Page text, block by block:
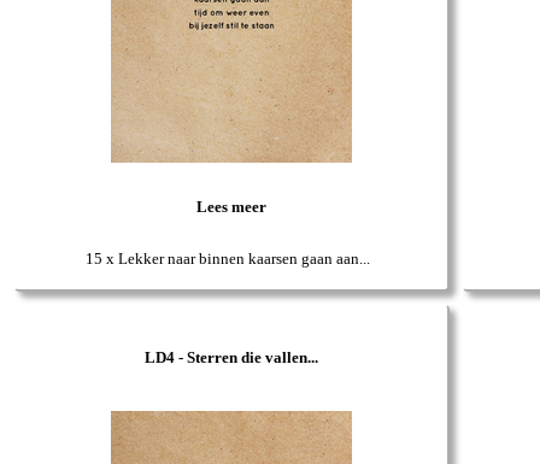
Lees meer
15 x Lekker naar binnen kaarsen gaan aan...
LD4 - Sterren die vallen...